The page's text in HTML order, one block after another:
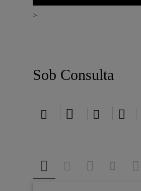
>
Sob Consulta
   